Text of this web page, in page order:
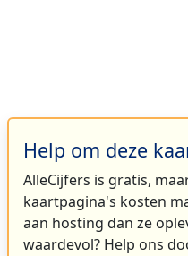
Help om deze
AlleCijfers is gratis,
kaartpagina's kosten
aan hosting dan ze
waardevol? Help ons